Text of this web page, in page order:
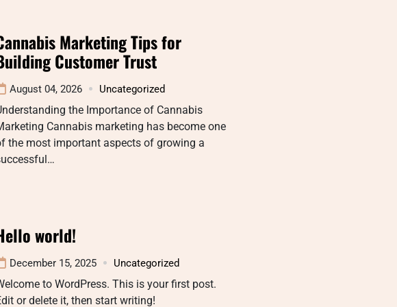
Marketing Tips for
Customer Trust
August 04, 2026 Uncategorized
the Importance of Cannabis
Cannabis marketing has become one
the most important aspects of growing a
world!
December 15, 2025 Uncategorized
to WordPress. This is your first post.
or delete it, then start writing!